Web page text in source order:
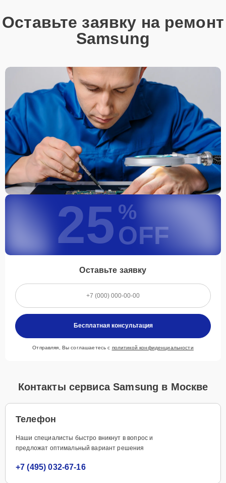
Оставьте заявку на ремонт
Samsung
25 %
OFF
Оставьте заявку
Бесплатная консультация
Отправляя, Вы соглашаетесь с политикой конфиденциальности
Контакты сервиса Samsung в Москве
Телефон
Наши специалисты быстро вникнут в вопрос и
предложат оптимальный вариант решения
+7 (495) 032-67-16